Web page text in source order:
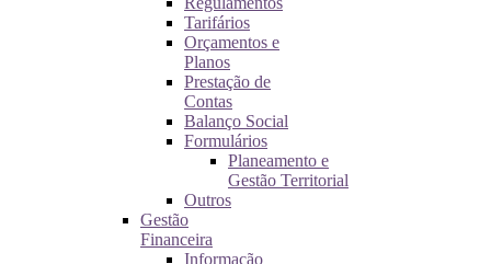
Tarifários
Orçamentos e
Planos
Prestação de
Contas
Balanço Social
Formulários
Planeamento e
Gestão Territorial
Outros
Gestão
Financeira
Informação